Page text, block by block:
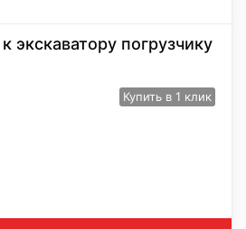
экскаватору погрузчику
Купить в 1 клик